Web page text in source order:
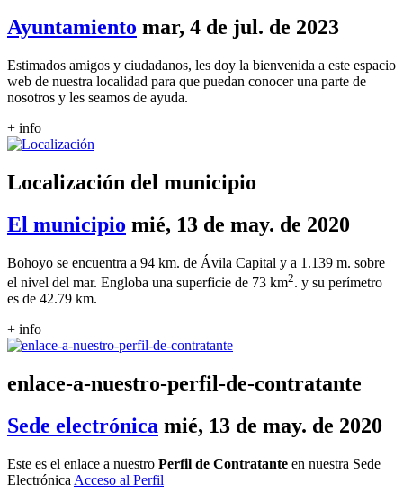
Ayuntamiento mar, 4 de jul. de 2023
Estimados amigos y ciudadanos, les doy la bienvenida a este espacio
web de nuestra localidad para que puedan conocer una parte de
nosotros y les seamos de ayuda.
+ info
Localización del municipio
El municipio mié, 13 de may. de 2020
Bohoyo se encuentra a 94 km. de Ávila Capital y a 1.139 m. sobre
el nivel del mar. Engloba una superficie de 73 km2. y su perímetro
es de 42.79 km.
+ info
enlace-a-nuestro-perfil-de-contratante
Sede electrónica mié, 13 de may. de 2020
Este es el enlace a nuestro Perfil de Contratante en nuestra Sede
Electrónica Acceso al Perfil